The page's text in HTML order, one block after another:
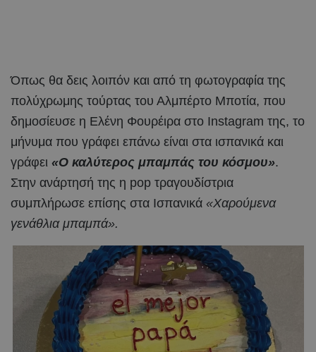
Όπως θα δεις λοιπόν και από τη φωτογραφία της
πολύχρωμης τούρτας του Αλμπέρτο Μποτία, που
δημοσίευσε η Ελένη Φουρέιρα στο Instagram της, το
μήνυμα που γράφει επάνω είναι στα ισπανικά και
γράφει «Ο καλύτερος μπαμπάς του κόσμου».
Στην ανάρτησή της η pop τραγουδίστρια
συμπλήρωσε επίσης στα Ισπανικά «Χαρούμενα
γενάθλια μπαμπά».